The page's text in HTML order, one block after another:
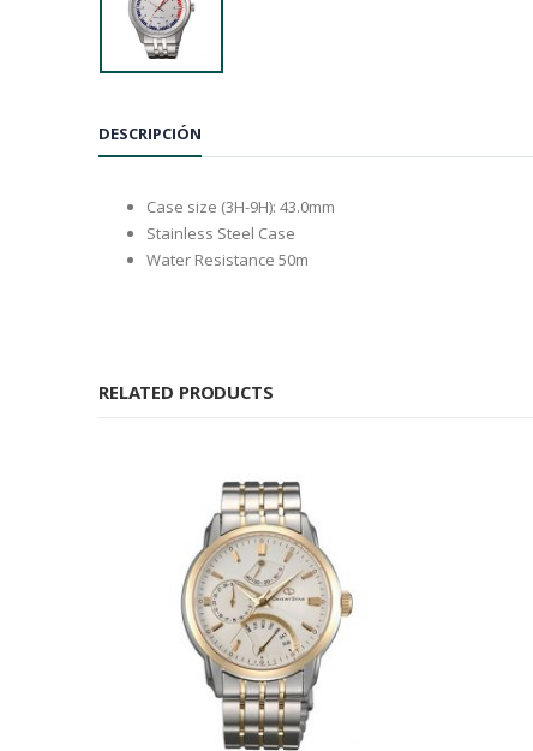
DESCRIPCIÓN
Case size (3H-9H): 43.0mm
Stainless Steel Case
Water Resistance 50m
RELATED PRODUCTS